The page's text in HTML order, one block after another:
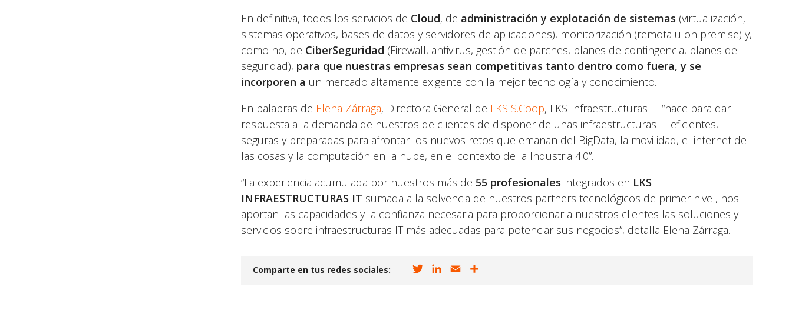
En definitiva, todos los servicios de Cloud, de administración y explotación de sistemas (virtualización,
sistemas operativos, bases de datos y servidores de aplicaciones), monitorización (remota u on premise) y,
como no, de CiberSeguridad (Firewall, antivirus, gestión de parches, planes de contingencia, planes de
seguridad), para que nuestras empresas sean competitivas tanto dentro como fuera, y se
incorporen a un mercado altamente exigente con la mejor tecnología y conocimiento.
En palabras de Elena Zárraga, Directora General de LKS S.Coop, LKS Infraestructuras IT “nace para dar
respuesta a la demanda de nuestros de clientes de disponer de unas infraestructuras IT eficientes,
seguras y preparadas para afrontar los nuevos retos que emanan del BigData, la movilidad, el internet de
las cosas y la computación en la nube, en el contexto de la Industria 4.0”.
“La experiencia acumulada por nuestros más de 55 profesionales integrados en LKS
INFRAESTRUCTURAS IT sumada a la solvencia de nuestros partners tecnológicos de primer nivel, nos
aportan las capacidades y la confianza necesaria para proporcionar a nuestros clientes las soluciones y
servicios sobre infraestructuras IT más adecuadas para potenciar sus negocios”, detalla Elena Zárraga.
Comparte en tus redes sociales: